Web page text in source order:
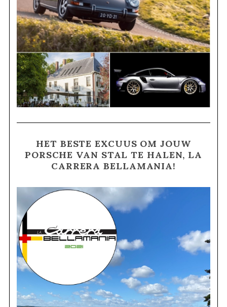
HET BESTE EXCUUS OM JOUW
PORSCHE VAN STAL TE HALEN, LA
CARRERA BELLAMANIA!